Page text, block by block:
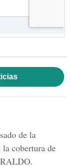
de la
cobertura de